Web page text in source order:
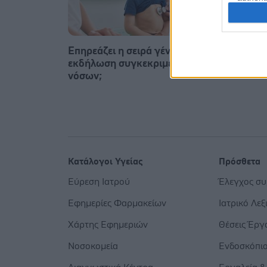
Επηρεάζει η σειρά γέννησης την
εκδήλωση συγκεκριμένων
νόσων;
Κατάλογοι Υγείας
Εύρεση Ιατρού
Εφημερίες Φαρμακείων
Χάρτης Εφημεριών
Νοσοκομεία
Πρόσθετα
Έλεγχος
Ιατρικό
Θέσεις
Ενδοσκόπιο